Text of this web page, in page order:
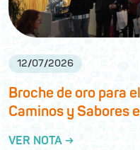
12/07/2026
Broche de oro para
Caminos y Sabores
VER NOTA →